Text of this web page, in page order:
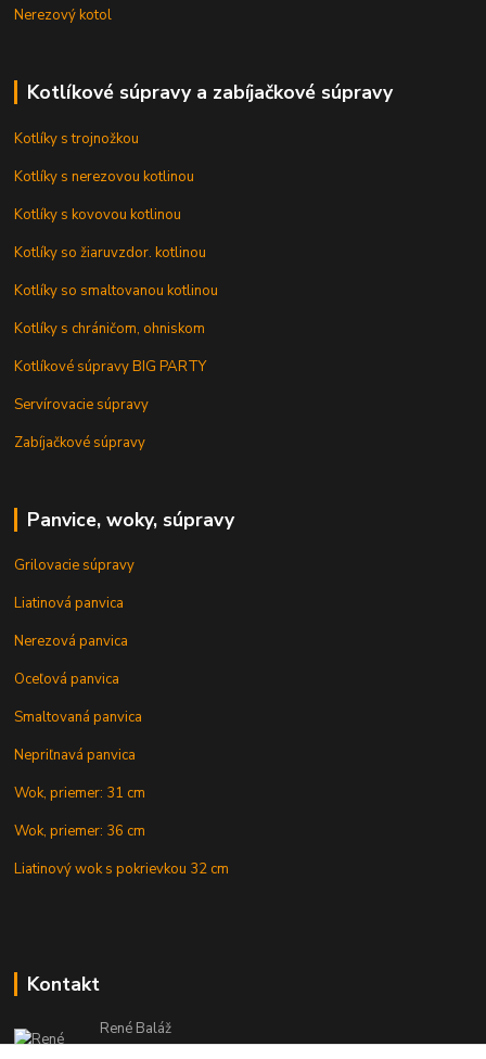
Nerezový kotol
Kotlíkové súpravy a zabíjačkové súpravy
Kotlíky s trojnožkou
Kotlíky s nerezovou kotlinou
Kotlíky s kovovou kotlinou
Kotlíky so žiaruvzdor. kotlinou
Kotlíky so smaltovanou kotlinou
Kotlíky s chráničom, ohniskom
Kotlíkové súpravy BIG PARTY
Servírovacie súpravy
Zabíjačkové súpravy
Panvice, woky, súpravy
Grilovacie súpravy
Liatinová panvica
Nerezová panvica
Oceľová panvica
Smaltovaná panvica
Nepriľnavá panvica
Wok, priemer: 31 cm
Wok, priemer: 36 cm
Liatinový wok s pokrievkou 32 cm
Kontakt
René Baláž
Eshop: +421 902 212 007